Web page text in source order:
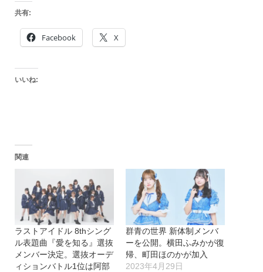
共有:
Facebook X
いいね:
関連
ラストアイドル 8thシング
ル表題曲『愛を知る』選抜
メンバー決定。選抜オーデ
ィションバトル1位は阿部
群青の世界 新体制メンバ
ーを公開。横田ふみかが復
帰、町田ほのかが加入
2023年4月29日